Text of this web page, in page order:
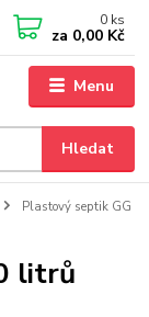
Menu
Hledat
0 ks
za 0,00 Kč
Plastový septik GG
litrů